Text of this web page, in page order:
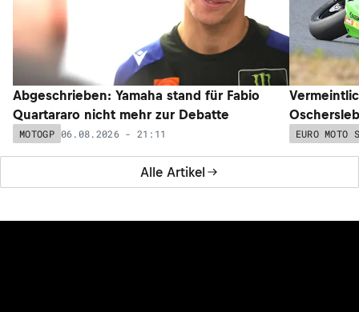
Alle Artikel
Abgeschrieben: Yamaha stand für Fabio
Quartararo nicht mehr zur Debatte
MOTOGP 06.08.2026 - 21:11 EURO MOTO